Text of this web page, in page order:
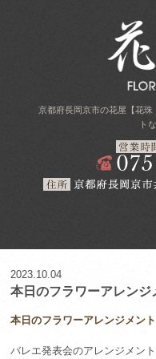
京都府長岡京市の花屋【花
ト
2023.10.04
本日のフラワーアレンジ
本日のフラワーアレンジメント
バレエ発表会のアレンジメン